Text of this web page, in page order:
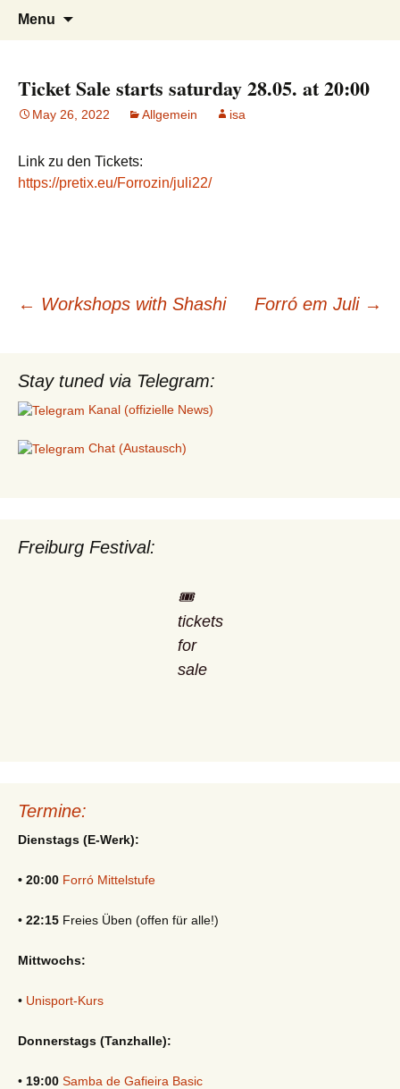
Forrózin Freiburg
Tanzen, Musik und Lebensgefühl für
Breisgau-BrasilianerInnen
Menu
Ticket Sale starts saturday 28.05. at 20:00
May 26, 2022 Allgemein isa
Link zu den Tickets:
https://pretix.eu/Forrozin/juli22/
Post
navigation
← Workshops with Shashi Forró em Juli →
Stay tuned via Telegram:
Kanal (offizielle News)
Chat (Austausch)
Freiburg Festival:
🎟️
tickets
for
sale
Termine:
Dienstags (E-Werk):
• 20:00 Forró Mittelstufe
• 22:15 Freies Üben (offen für alle!)
Mittwochs:
• Unisport-Kurs
Donnerstags (Tanzhalle):
• 19:00 Samba de Gafieira Basic